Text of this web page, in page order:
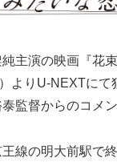
主演の映画『花
よりU-NEXTにて
監督からのコメ
線の明大前駅で